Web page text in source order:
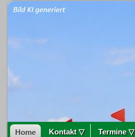
Home Kontakt ▽ Termine ▽